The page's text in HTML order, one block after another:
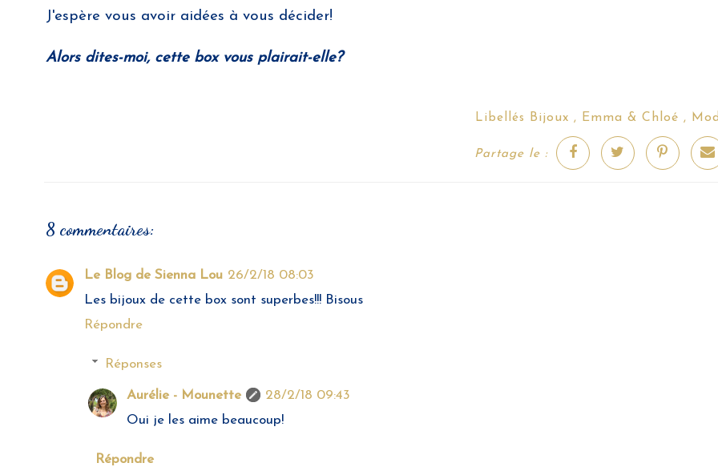
J'espère vous avoir aidées à vous décider!
Alors dites-moi, cette box vous plairait-elle?
Libellés Bijoux , Emma & Chloé ,
Partage le :
8 commentaires:
Le Blog de Sienna Lou 26/2/18 08:03
Les bijoux de cette box sont superbes!!! Bisous
Répondre
Réponses
Aurélie - Mounette
28/2/18 09:43
Oui je les aime beaucoup!
Répondre